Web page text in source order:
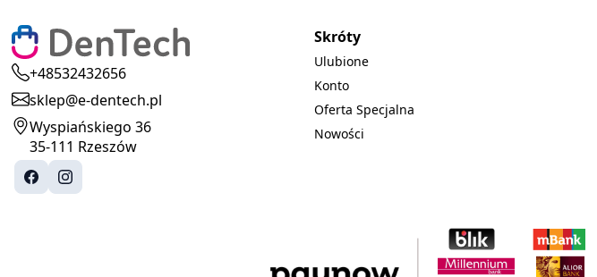
+48532432656
sklep@e-dentech.pl
Wyspiańskiego 36
35-111 Rzeszów
Skróty
Ulubione
Konto
Oferta Specjalna
Nowości